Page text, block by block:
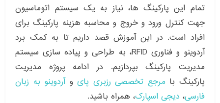
تمام این پارکینگ ها، نیاز به یک سیستم اتوماسیون
جهت کنترل ورود و خروج و محاسبه هزینه پارکینگ برای
افراد است. در این آموزش قصد داریم تا به کمک برد
آردوینو و فناوری RFID، به طراحی و پیاده سازی سیستم
مدیریت پارکینگ بپردازیم. در ادامه پروژه مدیریت
پارکینگ با مرجع تخصصی رزبری پایوآردوینو به زبان
فارسی، دیجی اسپارک، همراه باشید.